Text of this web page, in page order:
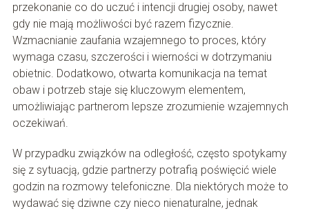
przekonanie co do uczuć i intencji drugiej osoby, nawet
gdy nie mają możliwości być razem fizycznie.
Wzmacnianie zaufania wzajemnego to proces, który
wymaga czasu, szczerości i wierności w dotrzymaniu
obietnic. Dodatkowo, otwarta komunikacja na temat
obaw i potrzeb staje się kluczowym elementem,
umożliwiając partnerom lepsze zrozumienie wzajemnych
oczekiwań.
W przypadku związków na odległość, często spotykamy
się z sytuacją, gdzie partnerzy potrafią poświęcić wiele
godzin na rozmowy telefoniczne. Dla niektórych może to
wydawać się dziwne czy nieco nienaturalne, jednak